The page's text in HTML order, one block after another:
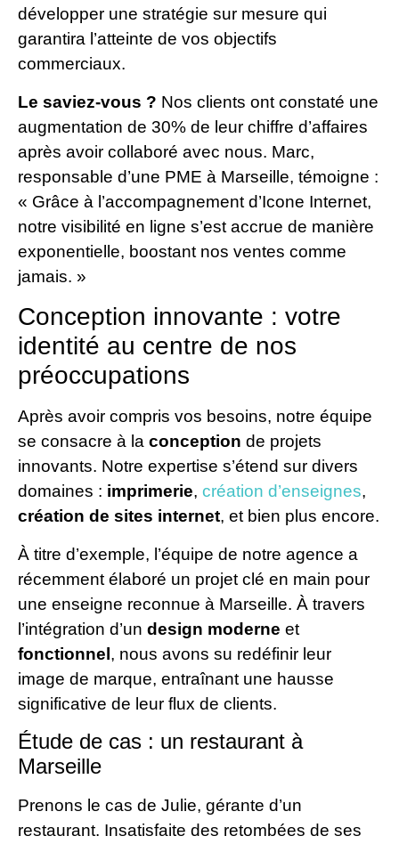
développer une stratégie sur mesure qui
garantira l’atteinte de vos objectifs
commerciaux.
Le saviez-vous ? Nos clients ont constaté une
augmentation de 30% de leur chiffre d’affaires
après avoir collaboré avec nous. Marc,
responsable d’une PME à Marseille, témoigne :
« Grâce à l’accompagnement d’Icone Internet,
notre visibilité en ligne s’est accrue de manière
exponentielle, boostant nos ventes comme
jamais. »
Conception innovante : votre
identité au centre de nos
préoccupations
Après avoir compris vos besoins, notre équipe
se consacre à la conception de projets
innovants. Notre expertise s’étend sur divers
domaines : imprimerie, création d’enseignes,
création de sites internet, et bien plus encore.
À titre d’exemple, l’équipe de notre agence a
récemment élaboré un projet clé en main pour
une enseigne reconnue à Marseille. À travers
l’intégration d’un design moderne et
fonctionnel, nous avons su redéfinir leur
image de marque, entraînant une hausse
significative de leur flux de clients.
Étude de cas : un restaurant à
Marseille
Prenons le cas de Julie, gérante d’un
restaurant. Insatisfaite des retombées de ses